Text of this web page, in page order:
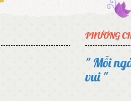
PHƯƠNG
" Mỗi
vui "